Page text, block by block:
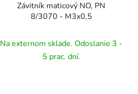
Závitník maticový NO, PN
8/3070 - M3x0,5
Na externom sklade. Odoslanie 3 -
5 prac. dní.